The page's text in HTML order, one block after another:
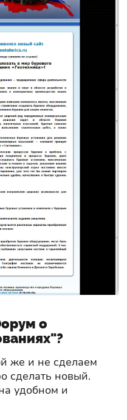
о
же и не сделаем
сделать новый.
удобном и